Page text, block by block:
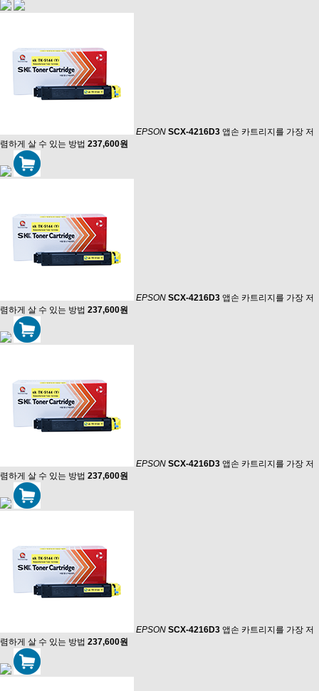
EPSON SCX-4216D3 앱손 카트리지를 가장 저
렴하게 살 수 있는 방법 237,600원
EPSON SCX-4216D3 앱손 카트리지를 가장 저
렴하게 살 수 있는 방법 237,600원
EPSON SCX-4216D3 앱손 카트리지를 가장 저
렴하게 살 수 있는 방법 237,600원
EPSON SCX-4216D3 앱손 카트리지를 가장 저
렴하게 살 수 있는 방법 237,600원